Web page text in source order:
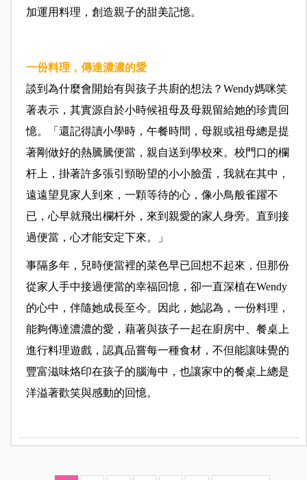
加運用料理，創造親子的甜美記憶。
一份料理，傳達濃濃的愛
談到為什麼會開始有與孩子共廚的想法？Wendy媽咪笑
著表示，其實源自於小時候祖母及母親留給她的珍貴回
憶。「還記得讀小學時，午餐時間，母親或祖母總是提
著剛做好的熱騰騰便當，親自送到學校來。校門口的欄
杆上，掛著許多張引頸盼望的小小臉蛋，我就在其中，
遠遠望見家人到來，一顆等待的心，像小鳥般雀躍不
已，心早就飛出欄杆外，來到親愛的家人身旁。直到接
過便當，心才能安定下來。」
事隔多年，兒時便當裡的菜色早已回想不起來，但那份
從家人手中接過便當的幸福回憶，卻一直深植在Wendy
的心中，伴隨她成長至今。因此，她認為，一份料理，
能夠傳達濃濃的愛，藉著與孩子一起在廚房中、餐桌上
進行料理遊戲，認真品嘗每一種食材，不但能讓味覺的
豐富滋味烙印在孩子的腦海中，也讓家中的餐桌上總是
洋溢著歡笑與感動的回憶。